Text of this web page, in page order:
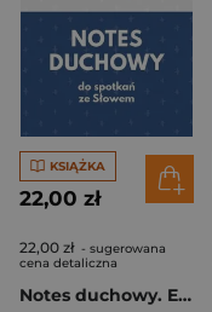
KSIĄŻKA
22,00 zł
22,00 zł - sugerowana
cena detaliczna
Notes duchowy. Ewangelia wg. Marka